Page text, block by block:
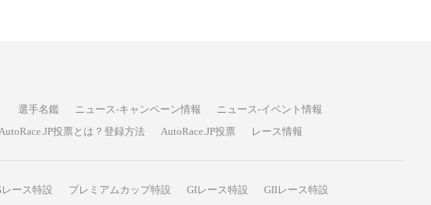
選手名鑑 ニュース-キャンペーン情報
ニュース-イベント情報
投票とは？登録方法 AutoRace.JP投票 レース情報
レース特設 プレミアムカップ特設 GIレース特設
GIIレース特設